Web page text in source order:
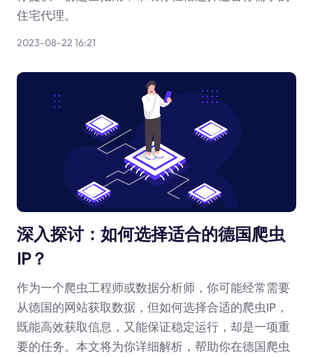
住宅代理。
2023-08-22 16:21
深入探讨：如何选择适合的德国爬虫
IP？
作为一个爬虫工程师或数据分析师，你可能经常需要
从德国的网站获取数据，但如何选择合适的爬虫IP，
既能高效获取信息，又能保证稳定运行，却是一项重
要的任务。本文将为你详细解析，帮助你在德国爬虫